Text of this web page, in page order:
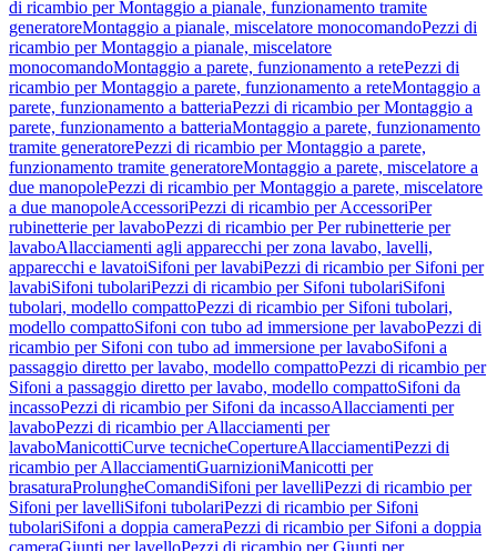
di ricambio per Montaggio a pianale, funzionamento tramite
generatoreMontaggio a pianale, miscelatore monocomandoPezzi di
ricambio per Montaggio a pianale, miscelatore
monocomandoMontaggio a parete, funzionamento a retePezzi di
ricambio per Montaggio a parete, funzionamento a reteMontaggio a
parete, funzionamento a batteriaPezzi di ricambio per Montaggio a
parete, funzionamento a batteriaMontaggio a parete, funzionamento
tramite generatorePezzi di ricambio per Montaggio a parete,
funzionamento tramite generatoreMontaggio a parete, miscelatore a
due manopolePezzi di ricambio per Montaggio a parete, miscelatore
a due manopoleAccessoriPezzi di ricambio per AccessoriPer
rubinetterie per lavaboPezzi di ricambio per Per rubinetterie per
lavaboAllacciamenti agli apparecchi per zona lavabo, lavelli,
apparecchi e lavatoiSifoni per lavabiPezzi di ricambio per Sifoni per
lavabiSifoni tubolariPezzi di ricambio per Sifoni tubolariSifoni
tubolari, modello compattoPezzi di ricambio per Sifoni tubolari,
modello compattoSifoni con tubo ad immersione per lavaboPezzi di
ricambio per Sifoni con tubo ad immersione per lavaboSifoni a
passaggio diretto per lavabo, modello compattoPezzi di ricambio per
Sifoni a passaggio diretto per lavabo, modello compattoSifoni da
incassoPezzi di ricambio per Sifoni da incassoAllacciamenti per
lavaboPezzi di ricambio per Allacciamenti per
lavaboManicottiCurve tecnicheCopertureAllacciamentiPezzi di
ricambio per AllacciamentiGuarnizioniManicotti per
brasaturaProlungheComandiSifoni per lavelliPezzi di ricambio per
Sifoni per lavelliSifoni tubolariPezzi di ricambio per Sifoni
tubolariSifoni a doppia cameraPezzi di ricambio per Sifoni a doppia
cameraGiunti per lavelloPezzi di ricambio per Giunti per